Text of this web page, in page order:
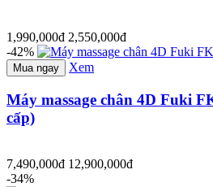
1,990,000đ 2,550,000đ
-42%
Mua ngay Xem
Máy massage chân 4D Fuki
cấp)
7,490,000đ 12,900,000đ
-34%